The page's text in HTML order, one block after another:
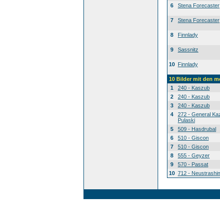
6 Stena Forecaster
7 Stena Forecaster
8 Finnlady
9 Sassnitz
10 Finnlady
10 Bilder mit den
1
240 - Kaszub
2
240 - Kaszub
3
240 - Kaszub
4
272 - General
Pulaski
5
509 - Hasdrubal
6
510 - Giscon
7
510 - Giscon
8
555 - Geyzer
9
570 - Passat
10 712 -